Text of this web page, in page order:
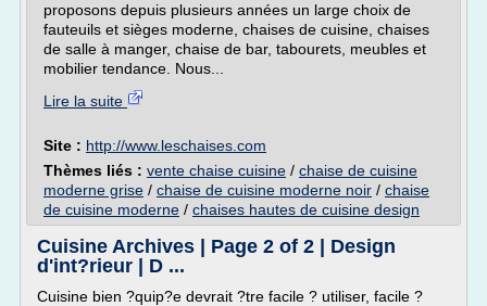
proposons depuis plusieurs années un large choix de
fauteuils et sièges moderne, chaises de cuisine, chaises
de salle à manger, chaise de bar, tabourets, meubles et
mobilier tendance. Nous...
Lire la suite
Site : http://www.leschaises.com
Thèmes liés : vente chaise cuisine / chaise de cuisine
moderne grise / chaise de cuisine moderne noir / chaise
de cuisine moderne / chaises hautes de cuisine design
Cuisine Archives | Page 2 of 2 | Design
d'int?rieur | D ...
Cuisine bien ?quip?e devrait ?tre facile ? utiliser, facile ?